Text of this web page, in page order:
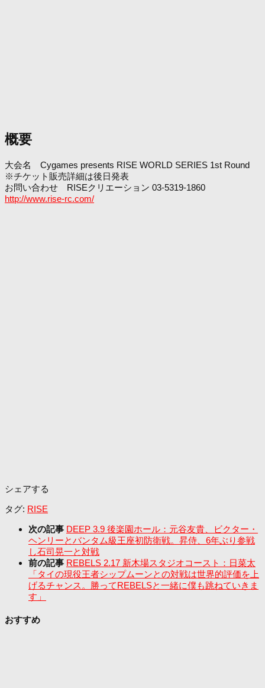
概要
大会名 Cygames presents RISE WORLD SERIES 1st Round
※チケット販売詳細は後日発表
お問い合わせ RISEクリエーション 03-5319-1860
http://www.rise-rc.com/
シェアする
タグ: RISE
次の記事 DEEP 3.9 後楽園ホール：元谷友貴、ビクター・
ヘンリーとバンタム級王座初防衛戦。昇侍、6年ぶり参戦
し石司晃一と対戦
前の記事 REBELS 2.17 新木場スタジオコースト：日菜太
「タイの現役王者シップムーンとの対戦は世界的評価を上
げるチャンス。勝ってREBELSと一緒に僕も跳ねていきま
す」
おすすめ